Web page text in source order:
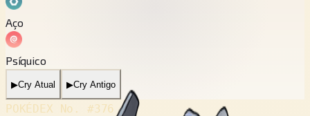
Aço
Psíquico
▶Cry Atual ▶Cry Antigo
POKÉDEX No. #376